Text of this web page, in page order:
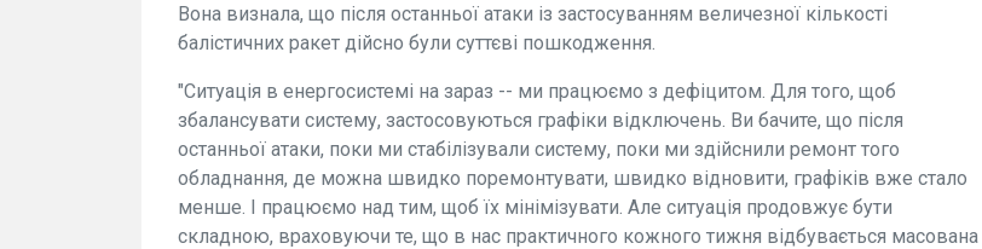
Вона визнала, що після останньої атаки із застосуванням величезної кількості
балістичних ракет дійсно були суттєві пошкодження.
"Ситуація в енергосистемі на зараз -- ми працюємо з дефіцитом. Для того, щоб
збалансувати систему, застосовуються графіки відключень. Ви бачите, що після
останньої атаки, поки ми стабілізували систему, поки ми здійснили ремонт того
обладнання, де можна швидко поремонтувати, швидко відновити, графіків вже стало
менше. І працюємо над тим, щоб їх мінімізувати. Але ситуація продовжує бути
складною, враховуючи те, що в нас практичного кожного тижня відбувається масована